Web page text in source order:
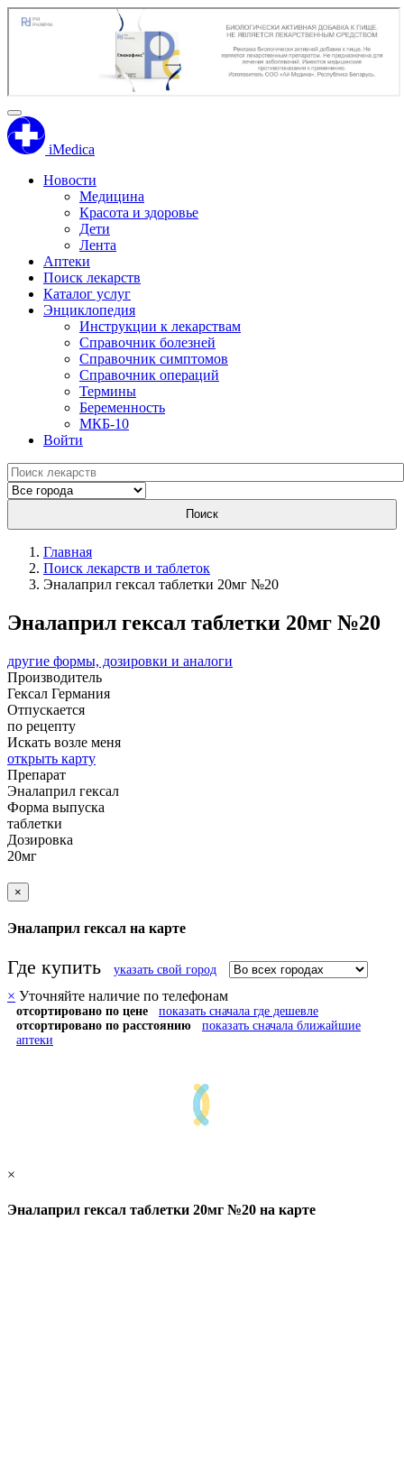
iMedica
Новости
Медицина
Красота и здоровье
Дети
Лента
Аптеки
Поиск лекарств
Каталог услуг
Энциклопедия
Инструкции к лекарствам
Справочник болезней
Справочник симптомов
Справочник операций
Термины
Беременность
МКБ-10
Войти
Поиск
Главная
Поиск лекарств и таблеток
Эналаприл гексал таблетки 20мг №20
Эналаприл гексал таблетки 20мг №20
другие формы, дозировки и аналоги
Производитель
Гексал Германия
Отпускается
по рецепту
Искать возле меня
открыть карту
Препарат
Эналаприл гексал
Форма выпуска
таблетки
Дозировка
20мг
×
Эналаприл гексал на карте
Где купить указать свой город
× Уточняйте наличие по телефонам
отсортировано по цене
показать сначала где дешевле
отсортировано по расстоянию
показать сначала ближайшие
аптеки
×
Эналаприл гексал таблетки 20мг №20 на карте